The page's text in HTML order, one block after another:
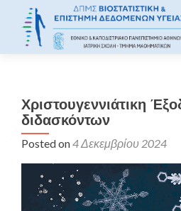
Χριστουγεννιάτικη
διδασκόντων
Posted on4 Δεκεμβρίου 2024